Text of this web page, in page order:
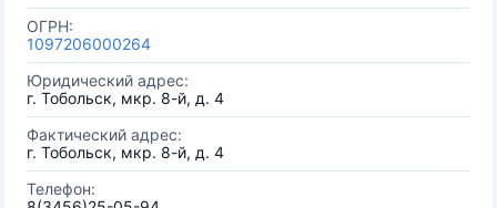
ОГРН:
1097206000264
Юридический адрес:
г. Тобольск, мкр. 8-й, д. 4
Фактический адрес:
г. Тобольск, мкр. 8-й, д. 4
Телефон: